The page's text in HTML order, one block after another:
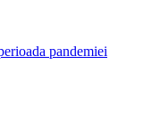
pandemiei